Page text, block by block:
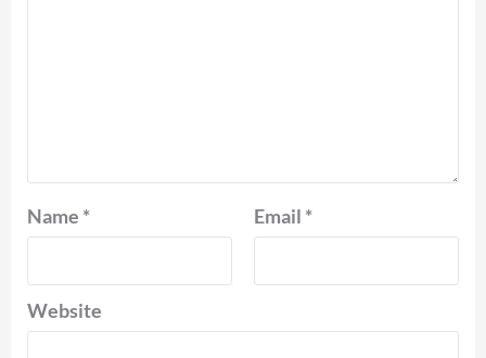
Name * Email *
Website